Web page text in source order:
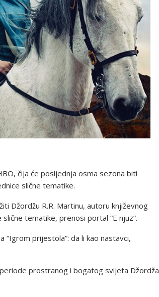
čija će posljednja osma sezona biti
slične tematike.
Džordžu R.R. Martinu, autoru književnog
tematike, prenosi portal “E njuz”.
prijestola”: da li kao nastavci,
prostranog i bogatog svijeta Džordža